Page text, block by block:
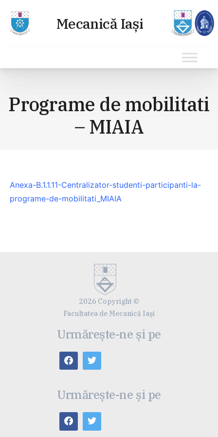
conținut
Programe de mobilitati
– MIAIA
Anexa-B.1.1.11-Centralizator-studenti-participanti-la-
programe-de-mobilitati_MIAIA
2026 Copyright ©
Facultatea de Mecanică Iaşi
Urmărește-ne și pe
Urmărește-ne și pe